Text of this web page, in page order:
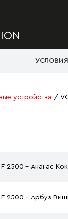
устройства /
F 2500 - Ананас
F 2500 - Арбуз